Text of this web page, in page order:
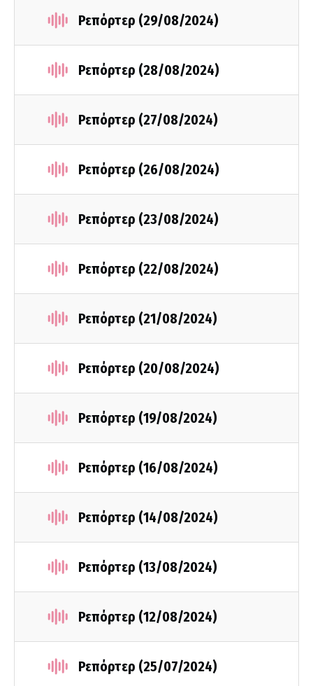
Ρεπόρτερ (29/08/2024)
Ρεπόρτερ (28/08/2024)
Ρεπόρτερ (27/08/2024)
Ρεπόρτερ (26/08/2024)
Ρεπόρτερ (23/08/2024)
Ρεπόρτερ (22/08/2024)
Ρεπόρτερ (21/08/2024)
Ρεπόρτερ (20/08/2024)
Ρεπόρτερ (19/08/2024)
Ρεπόρτερ (16/08/2024)
Ρεπόρτερ (14/08/2024)
Ρεπόρτερ (13/08/2024)
Ρεπόρτερ (12/08/2024)
Ρεπόρτερ (25/07/2024)